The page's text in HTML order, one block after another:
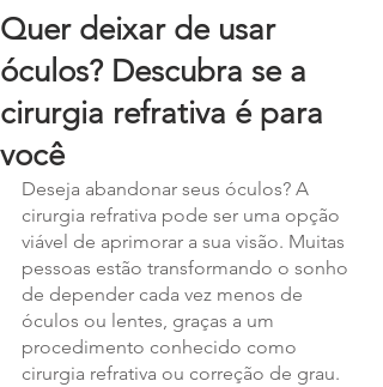
Quer deixar de usar
óculos? Descubra se a
cirurgia refrativa é para
você
Deseja abandonar seus óculos? A
cirurgia refrativa pode ser uma opção
viável de aprimorar a sua visão. Muitas
pessoas estão transformando o sonho
de depender cada vez menos de
óculos ou lentes, graças a um
procedimento conhecido como
cirurgia refrativa ou correção de grau.